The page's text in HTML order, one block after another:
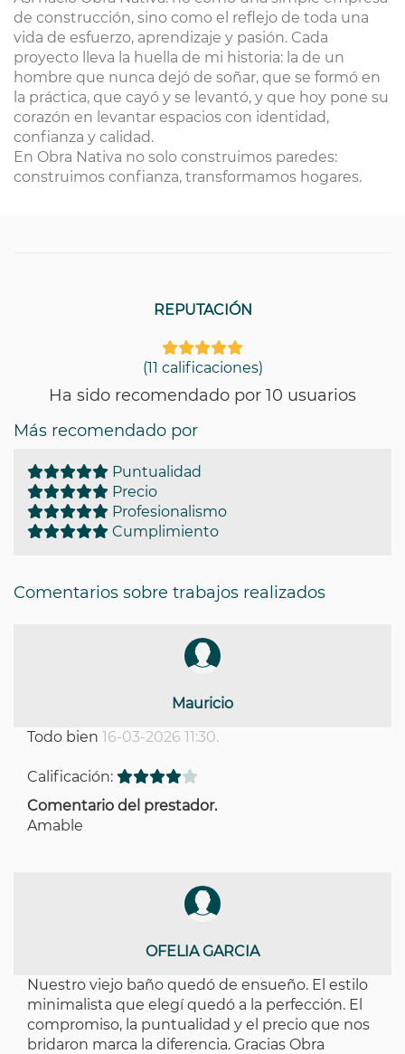
de construcción, sino como el reflejo de toda una
vida de esfuerzo, aprendizaje y pasión. Cada
proyecto lleva la huella de mi historia: la de un
hombre que nunca dejó de soñar, que se formó en
la práctica, que cayó y se levantó, y que hoy pone su
corazón en levantar espacios con identidad,
confianza y calidad.
En Obra Nativa no solo construimos paredes:
construimos confianza, transformamos hogares.
REPUTACIÓN
(11 calificaciones)
Ha sido recomendado por 10 usuarios
Más recomendado por
Puntualidad
Precio
Profesionalismo
Cumplimiento
Comentarios sobre trabajos realizados
Mauricio
Todo bien 16-03-2026 11:30.
Calificación:
Comentario del prestador.
Amable
OFELIA GARCIA
Nuestro viejo baño quedó de ensueño. El estilo
minimalista que elegí quedó a la perfección. El
compromiso, la puntualidad y el precio que nos
bridaron marca la diferencia. Gracias Obra